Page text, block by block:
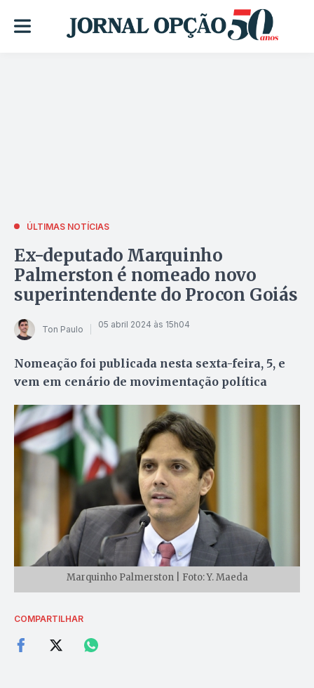
ÚLTIMAS NOTÍCIAS
Ex-deputado Marquinho
Palmerston é nomeado novo
superintendente do Procon Goiás
Ton Paulo 05 abril 2024 às 15h04
Nomeação foi publicada nesta sexta-feira, 5, e
vem em cenário de movimentação política
Marquinho Palmerston | Foto: Y. Maeda
COMPARTILHAR